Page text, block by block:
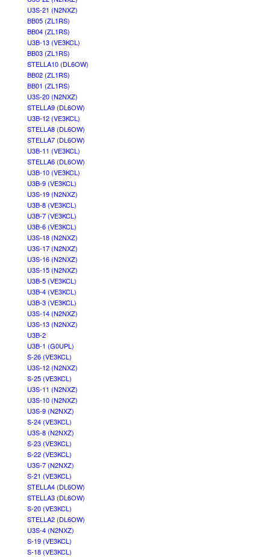
U3S-21 (N2NXZ)
BB05 (ZL1RS)
BB04 (ZL1RS)
U3B-13 (VE3KCL)
BB03 (ZL1RS)
STELLA10 (DL6OW)
BB02 (ZL1RS)
BB01 (ZL1RS)
U3S-20 (N2NXZ)
STELLA9 (DL6OW)
U3B-12 (VE3KCL)
STELLA8 (DL6OW)
STELLA7 (DL6OW)
U3B-11 (VE3KCL)
STELLA6 (DL6OW)
U3B-10 (VE3KCL)
U3B-9 (VE3KCL)
U3S-19 (N2NXZ)
U3B-8 (VE3KCL)
U3B-7 (VE3KCL)
U3B-6 (VE3KCL)
U3S-18 (N2NXZ)
U3S-17 (N2NXZ)
U3S-16 (N2NXZ)
U3S-15 (N2NXZ)
U3B-5 (VE3KCL)
U3B-4 (VE3KCL)
U3B-3 (VE3KCL)
U3S-14 (N2NXZ)
U3S-13 (N2NXZ)
U3B-2
U3B-1 (G0UPL)
S-26 (VE3KCL)
U3S-12 (N2NXZ)
S-25 (VE3KCL)
U3S-11 (N2NXZ)
U3S-10 (N2NXZ)
U3S-9 (N2NXZ)
S-24 (VE3KCL)
U3S-8 (N2NXZ)
S-23 (VE3KCL)
S-22 (VE3KCL)
U3S-7 (N2NXZ)
S-21 (VE3KCL)
STELLA4 (DL6OW)
STELLA3 (DL6OW)
S-20 (VE3KCL)
STELLA2 (DL6OW)
U3S-4 (N2NXZ)
S-19 (VE3KCL)
S-18 (VE3KCL)